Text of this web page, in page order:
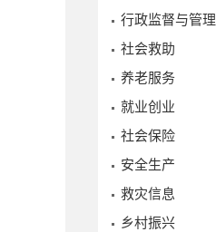
行政监督与管理
社会救助
养老服务
就业创业
社会保险
安全生产
救灾信息
乡村振兴